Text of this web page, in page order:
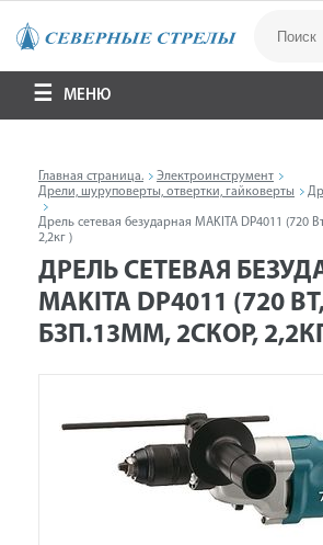
МЕНЮ
Главная страница.
Электроинструмент
Дрели, шуруповерты, отвертки, гайковерты
Дрель сетевая безударная MAKITA DP4011 (720
2,2кг )
ДРЕЛЬ СЕТЕВАЯ
MAKITA DP4011 (720
БЗП.13ММ, 2СКОР,